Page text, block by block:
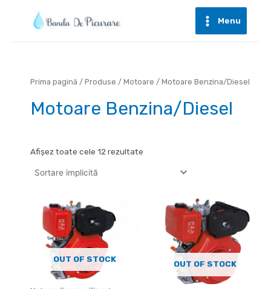
Main
Menu
Prima pagină / Produse / Motoare / Motoare Benzina/Diesel
Motoare Benzina/Diesel
Afișez toate cele 12 rezultate
OUT OF STOCK
OUT OF STOCK